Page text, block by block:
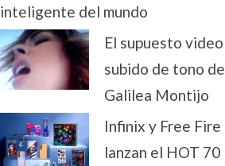
inteligente del mundo
El supuesto video
subido de tono de
Galilea Montijo
Infinix y Free Fire
lanzan el HOT 70